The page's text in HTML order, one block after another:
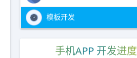
模板开发
手机APP 开发进度